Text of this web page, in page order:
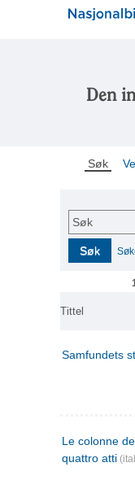
Den
Søk
Søk
Søk
Tittel
Samfundets
Le colonne
quattro atti